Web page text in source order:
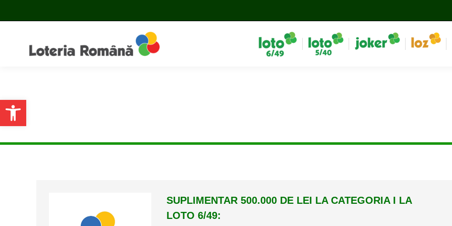
Open toolbar
SUPLIMENTAR 500.000 DE LEI LA CATEGORIA I LA
LOTO 6/49: